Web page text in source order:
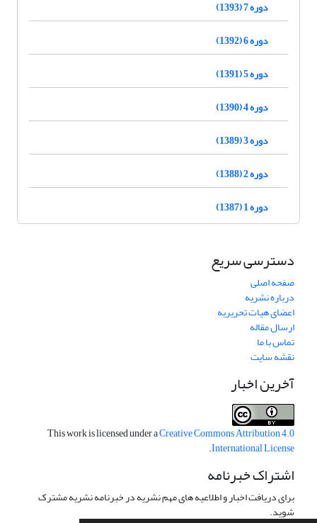
دوره 7 (1393)
دوره 6 (1392)
دوره 5 (1391)
دوره 4 (1390)
دوره 3 (1389)
دوره 2 (1388)
دوره 1 (1387)
دسترسی سریع
صفحه اصلی
درباره نشریه
اعضای هیات تحریریه
ارسال مقاله
تماس با ما
نقشه سایت
آخرین اخبار
This work is licensed under aCreative Commons Attribution 4.0
International License
.
اشتراک خبرنامه
برای دریافت اخبار و اطلاعیه های مهم نشریه در خبرنامه نشریه مشترک
شوید.